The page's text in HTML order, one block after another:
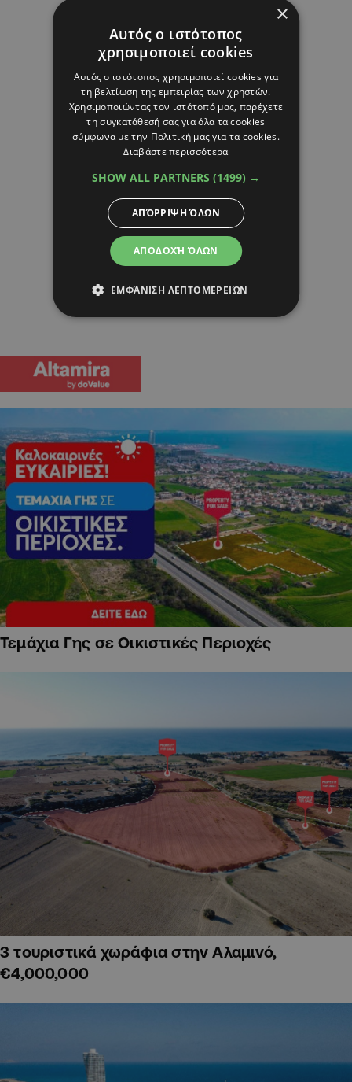
Τεμάχια Γης σε Οικιστικές Περιοχές
3 τουριστικά χωράφια στην Αλαμινό,
€4,000,000
×
Αυτός ο ιστότοπος
χρησιμοποιεί cookies
Αυτός ο ιστότοπος χρησιμοποιεί cookies για
τη βελτίωση της εμπειρίας των χρηστών.
Χρησιμοποιώντας τον ιστότοπό μας, παρέχετε
τη συγκατάθεσή σας για όλα τα cookies
σύμφωνα με την Πολιτική μας για τα cookies.
Διαβάστε περισσότερα
SHOW ALL PARTNERS (1499) →
ΑΠΟΔΟΧΉ ΌΛΩΝ
ΑΠΌΡΡΙΨΗ ΌΛΩΝ
ΕΜΦΆΝΙΣΗ ΛΕΠΤΟΜΕΡΕΙΏΝ